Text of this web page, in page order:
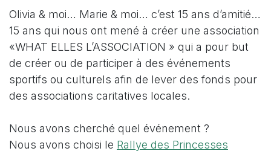
Olivia & moi… Marie & moi… c’est 15 ans d’amitié…
15 ans qui nous ont mené à créer une association
«WHAT ELLES L’ASSOCIATION » qui a pour but
de créer ou de participer à des événements
sportifs ou culturels afin de lever des fonds pour
des associations caritatives locales.
Nous avons cherché quel événement ?
Nous avons choisi le Rallye des Princesses